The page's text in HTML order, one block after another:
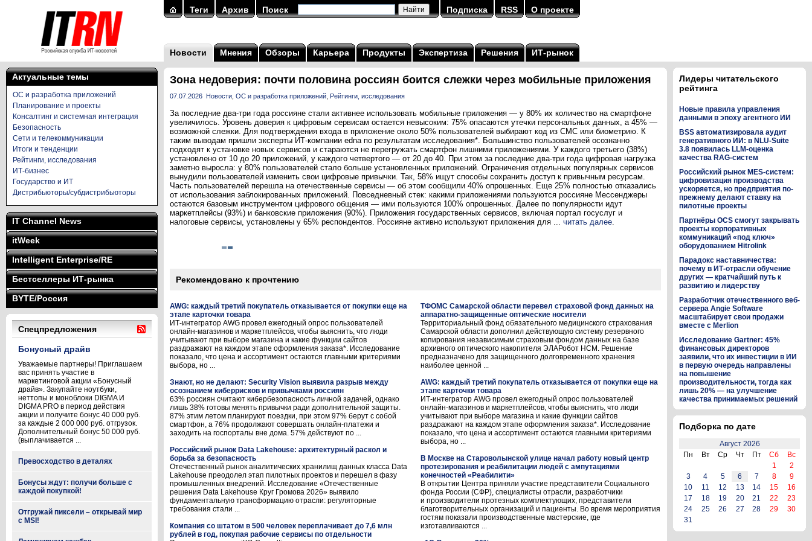
Теги Архив Поиск Подписка RSS О проекте
Новости Мнения Обзоры Карьера Продукты Экспертиза Решения ИТ-рынок
Актуальные темы
ОС и разработка приложений
Планирование и проекты
Консалтинг и системная интеграция
Безопасность
Сети и телекоммуникации
Итоги и тенденции
Рейтинги, исследования
ИТ-бизнес
Государство и ИТ
Дистрибьюторы/субдистрибьюторы
IT Channel News
itWeek
Intelligent Enterprise/RE
Бестселлеры ИТ-рынка
BYTE/Россия
Спецпредложения
Бонусный драйв
Уважаемые партнеры! Приглашаем
вас принять участие в
маркетинговой акции «Бонусный
драйв». Закупайте ноутбуки,
неттопы и моноблоки DIGMA И
DIGMA PRO в период действия
акции и получите бонус 40 000 руб.
за каждые 2 000 000 руб. отгрузок.
Дополнительный бонус 50 000 руб.
(выплачивается ...
Превосходство в деталях
Бонусы ждут: получи больше с
каждой покупкой!
Отгружай пиксели – открывай мир
с MSI!
Зона недоверия: почти половина россиян боится слежки через мобильные приложения
07.07.2026 Новости ОС и разработка приложений Рейтинги, исследования
За последние два-три года россияне стали активнее использовать мобильные приложения — у 80% их количество на смартфоне
увеличилось. Уровень доверия к цифровым сервисам остается невысоким: 75% опасаются утечки персональных данных, а 45% —
возможной слежки. Для подтверждения входа в приложение около 50% пользователей выбирают код из СМС или биометрию. К
таким выводам пришли эксперты ИТ-компании edna по результатам исследования*. Большинство пользователей осознанно
подходят к установке новых сервисов и стараются не перегружать смартфон лишними приложениями. У каждого третьего (38%)
установлено от 10 до 20 приложений, у каждого четвертого — от 20 до 40. При этом за последние два-три года цифровая нагрузка
заметно выросла: у 80% пользователей стало больше установленных приложений. Ограничения отдельных популярных сервисов
вынудили пользователей изменить свои цифровые привычки. Так, 58% ищут способы сохранить доступ к привычным ресурсам.
Часть пользователей перешла на отечественные сервисы — об этом сообщили 40% опрошенных. Еще 25% полностью отказались
от использования заблокированных приложений. Повседневный стек: какими приложениями пользуются россияне Мессенджеры
остаются базовым инструментом цифрового общения — ими пользуются 100% опрошенных. Далее по популярности идут
маркетплейсы (93%) и банковские приложения (90%). Приложения государственных сервисов, включая портал госуслуг и
налоговые сервисы, установлены у 65% респондентов. Россияне активно используют приложения для ... читать далее.
Рекомендовано к прочтению
AWG: каждый третий покупатель отказывается от покупки еще на
этапе карточки товара
ИТ-интегратор AWG провел ежегодный опрос пользователей
онлайн-магазинов и маркетплейсов, чтобы выяснить, что люди
учитывают при выборе магазина и какие функции сайтов
раздражают на каждом этапе оформления заказа*. Исследование
показало, что цена и ассортимент остаются главными критериями
выбора, но ...
Знают, но не делают: Security Vision выявила разрыв между
осознанием киберрисков и привычками россиян
63% россиян считают кибербезопасность личной задачей, однако
лишь 38% готовы менять привычки ради дополнительной защиты.
87% этим летом планируют поездки, при этом 97% берут с собой
смартфон, а 76% продолжают совершать онлайн-платежи и
заходить на госпорталы вне дома. 57% действуют по ...
Российский рынок Data Lakehouse: архитектурный раскол и
борьба за безопасность
Отечественный рынок аналитических хранилищ данных класса Data
Lakehouse преодолел этап пилотных проектов и перешел в фазу
промышленных внедрений. Исследование «Отечественные
решения Data Lakehouse Круг Громова 2026» выявило
фундаментальную трансформацию отрасли: регуляторные
требования стали ...
Компания со штатом в 500 человек переплачивает до 7,6 млн
рублей в год, покупая рабочие сервисы по отдельности
ТФОМС Самарской области перевел страховой фонд данных на
аппаратно-защищенные оптические носители
Территориальный фонд обязательного медицинского страхования
Самарской области дополнил действующую систему резервного
копирования независимым страховым фондом данных на базе
архивного оптического накопителя ЭЛАРобот НСМ. Решение
предназначено для защищенного долговременного хранения
наиболее ценной ...
AWG: каждый третий покупатель отказывается от покупки еще на
этапе карточки товара
ИТ-интегратор AWG провел ежегодный опрос пользователей
онлайн-магазинов и маркетплейсов, чтобы выяснить, что люди
учитывают при выборе магазина и какие функции сайтов
раздражают на каждом этапе оформления заказа*. Исследование
показало, что цена и ассортимент остаются главными критериями
выбора, но ...
В Москве на Староволынской улице начал работу новый центр
протезирования и реабилитации людей с ампутациями
конечностей «Реабилити»
В открытии Центра приняли участие представители Социального
фонда России (СФР), специалисты отрасли, разработчики
и производители протезных комплектующих, представители
благотворительных организаций и пациенты. Во время мероприятия
гостям показали производственные мастерские, где
изготавливаются ...
Лидеры читательского
рейтинга
Новые правила управления
данными в эпоху агентного ИИ
BSS автоматизировала аудит
генеративного ИИ: в NLU-Suite
3.8 появилась LLM-оценка
качества RAG-систем
Российский рынок MES-систем:
цифровизация производства
ускоряется, но предприятия по-
прежнему делают ставку на
пилотные проекты
Партнёры OCS смогут закрывать
проекты корпоративных
коммуникаций «под ключ»
оборудованием Hitrolink
Парадокс наставничества:
почему в ИТ-отрасли обучение
других — кратчайший путь к
развитию и лидерству
Разработчик отечественного веб-
сервера Angie Software
масштабирует свои продажи
вместе с Merlion
Исследование Gartner: 45%
финансовых директоров
заявили, что их инвестиции в ИИ
в первую очередь направлены
на повышение
производительности, тогда как
лишь 20% — на улучшение
качества принимаемых решений
Подборка по дате
Август 2026
Пн
Вт Ср Чт Пт Сб
Вс
1
2
3
4 5 6 7 8
9
10
11 12 13 14 15
16
17
18 19 20 21 22
23
24
25 26 27 28 29
30
31